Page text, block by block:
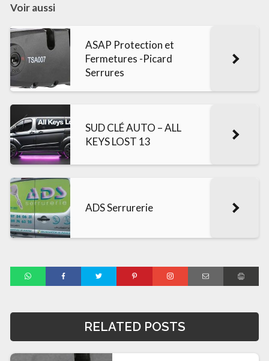
Voir aussi
ASAP Protection et
Fermetures -Picard
Serrures
SUD CLÉ AUTO – ALL
KEYS LOST 13
ADS Serrurerie
RELATED POSTS